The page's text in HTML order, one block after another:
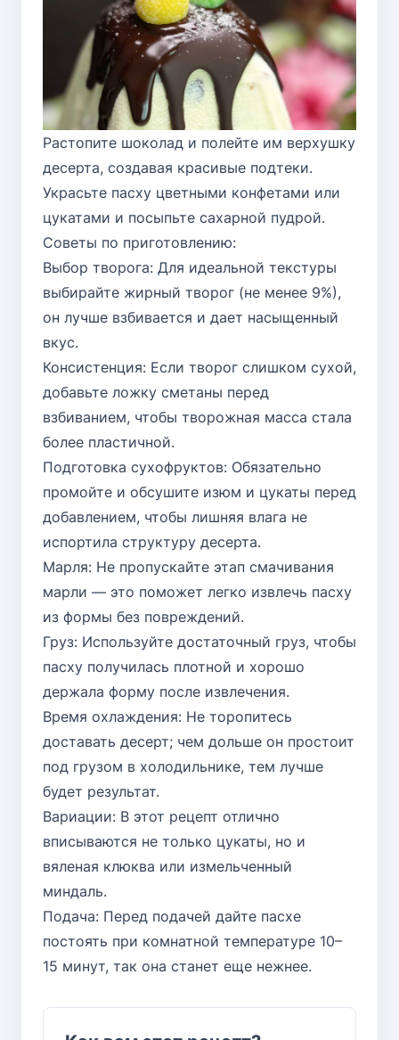
Растопите шоколад и полейте им верхушку
десерта, создавая красивые подтеки.
Украсьте пасху цветными конфетами или
цукатами и посыпьте сахарной пудрой.
Советы по приготовлению:
Выбор творога: Для идеальной текстуры
выбирайте жирный творог (не менее 9%),
он лучше взбивается и дает насыщенный
вкус.
Консистенция: Если творог слишком сухой,
добавьте ложку сметаны перед
взбиванием, чтобы творожная масса стала
более пластичной.
Подготовка сухофруктов: Обязательно
промойте и обсушите изюм и цукаты перед
добавлением, чтобы лишняя влага не
испортила структуру десерта.
Марля: Не пропускайте этап смачивания
марли — это поможет легко извлечь пасху
из формы без повреждений.
Груз: Используйте достаточный груз, чтобы
пасху получилась плотной и хорошо
держала форму после извлечения.
Время охлаждения: Не торопитесь
доставать десерт; чем дольше он простоит
под грузом в холодильнике, тем лучше
будет результат.
Вариации: В этот рецепт отлично
вписываются не только цукаты, но и
вяленая клюква или измельченный
миндаль.
Подача: Перед подачей дайте пасхе
постоять при комнатной температуре 10–
15 минут, так она станет еще нежнее.